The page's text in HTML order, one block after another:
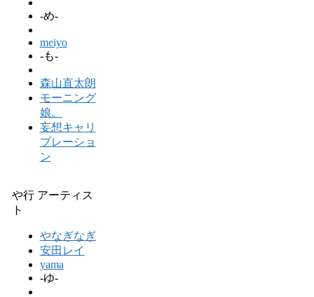
-め-
meiyo
-も-
森山直太朗
モーニング
娘。
妄想キャリ
ブレーショ
ン
や行 アーティス
ト
やなぎなぎ
安田レイ
yama
-ゆ-